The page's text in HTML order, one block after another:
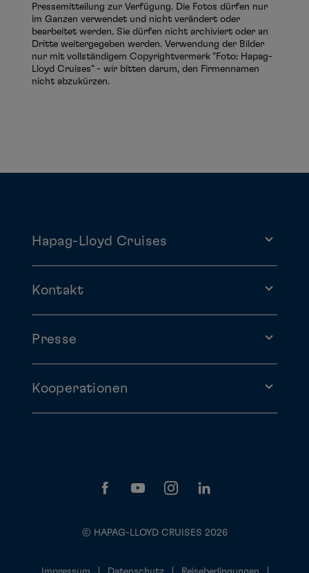
Pressemitteilung zur Verfügung. Die Fotos dürfen nur
im Ganzen verwendet und nicht verändert oder
bearbeitet werden. Sie dürfen nicht archiviert oder an
Dritte weitergegeben werden. Verwendung der Bilder
nur mit vollständigem Copyrightvermerk "Foto: Hapag-
Lloyd Cruises" - wir bitten darum, den Firmennamen
nicht abzukürzen.
Hapag-Lloyd Cruises
Kontakt
Presse
Kooperationen
© HAPAG-LLOYD CRUISES 2026